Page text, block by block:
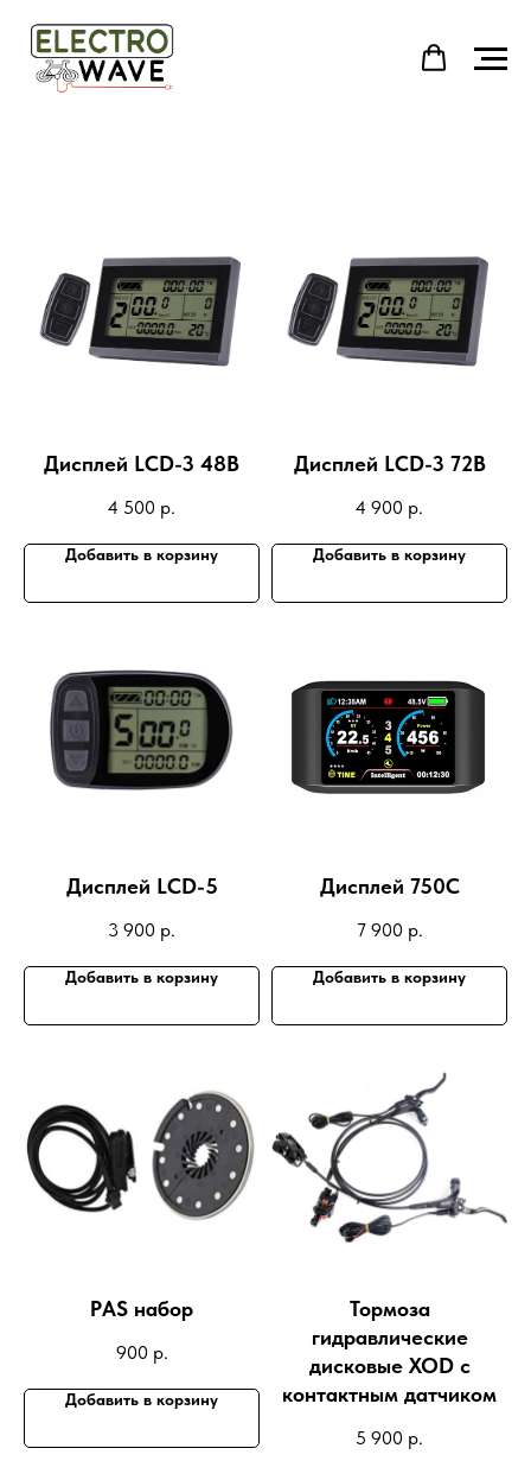
Дисплей LCD-3 48В
4 500 р.
Добавить в корзину
Дисплей LCD-3 72В
4 900 р.
Добавить в корзину
Дисплей LCD-5
3 900 р.
Добавить в корзину
Дисплей 750C
7 900 р.
Добавить в корзину
PАS набор
900 р.
Добавить в корзину
Тормоза
гидравлические
дисковые XOD c
контактным датчиком
5 900 р.